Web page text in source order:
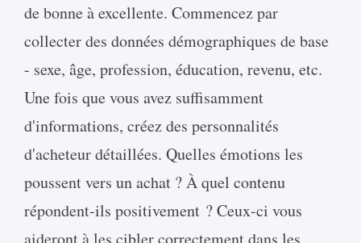
de bonne à excellente. Commencez par
collecter des données démographiques de base
- sexe, âge, profession, éducation, revenu, etc.
Une fois que vous avez suffisamment
d'informations, créez des personnalités
d'acheteur détaillées. Quelles émotions les
poussent vers un achat ? À quel contenu
répondent-ils positivement ? Ceux-ci vous